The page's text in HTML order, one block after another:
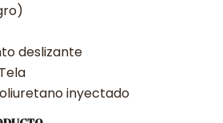
deslizante
inyectado